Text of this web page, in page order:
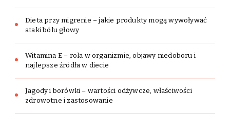
Dieta przy migrenie – jakie produkty mogą wywoływać
ataki bólu głowy
Witamina E – rola w organizmie, objawy niedoboru i
najlepsze źródła w diecie
Jagody i borówki – wartości odżywcze, właściwości
zdrowotne i zastosowanie